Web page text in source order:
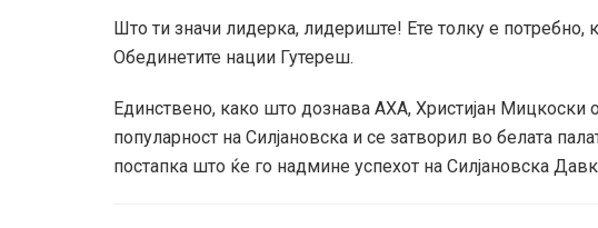
Што ти значи лидерка, лидериште! Ете толку е потребно,
Обединетите нации Гутереш.
Единствено, како што дознава АХА, Христијан Мицкоски
популарност на Силјановска и се затворил во белата
постапка што ќе го надмине успехот на Силјановска